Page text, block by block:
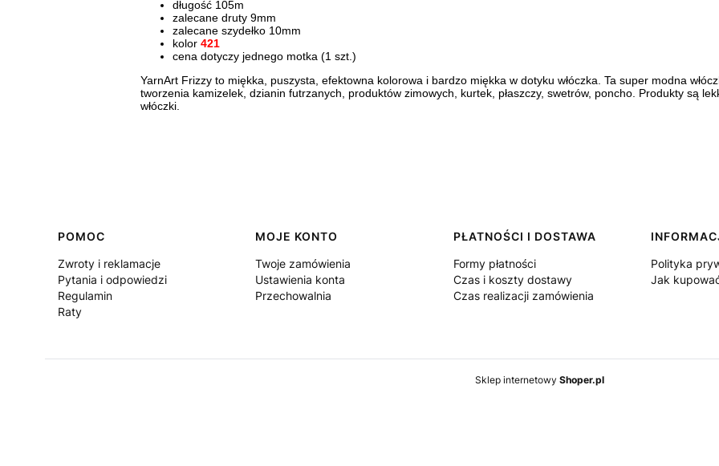
długość 105m
zalecane druty 9mm
zalecane szydełko 10mm
kolor 421
cena dotyczy jednego motka (1 szt.)
YarnArt Frizzy to miękka, puszysta, efektowna kolorowa i bardzo miękka w dotyku włóczka. Ta super modna
tworzenia kamizelek, dzianin futrzanych, produktów zimowych, kurtek, płaszczy, swetrów, poncho. Produkty są
włóczki.
Linki w stopce
POMOC
Zwroty i reklamacje
Pytania i odpowiedzi
Regulamin
Raty
MOJE KONTO
Twoje zamówienia
Ustawienia konta
Przechowalnia
PŁATNOŚCI I DOSTAWA
Formy płatności
Czas i koszty dostawy
Czas realizacji zamówienia
Polityka
Jak
Sklep internetowy Shoper.pl